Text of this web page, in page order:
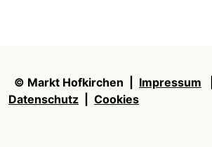
© Markt Hofkirchen | Impressum
Datenschutz
Cookies